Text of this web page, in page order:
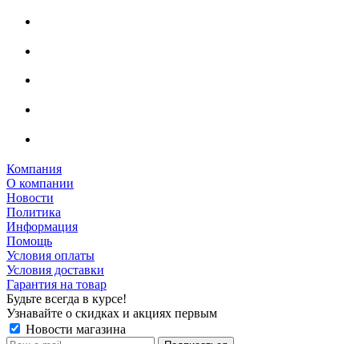
Компания
О компании
Новости
Политика
Информация
Помощь
Условия оплаты
Условия доставки
Гарантия на товар
Будьте всегда в курсе!
Узнавайте о скидках и акциях первым
Новости магазина